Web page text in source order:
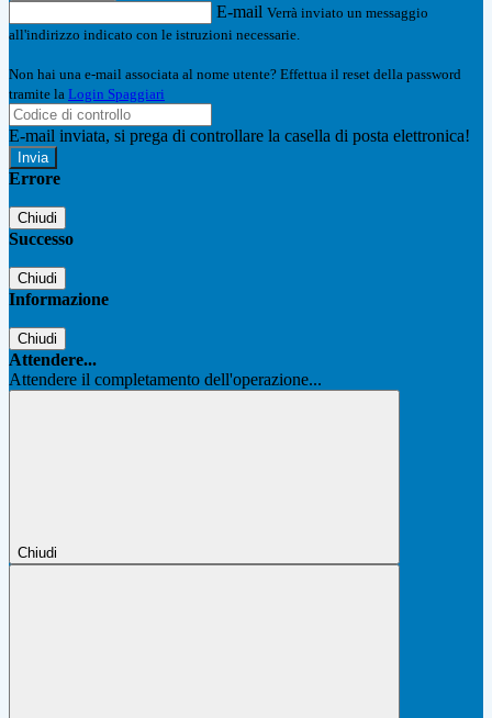
E-mail Verrà inviato un messaggio
all'indirizzo indicato con le istruzioni necessarie.
Non hai una e-mail associata al nome utente? Effettua il reset della password
tramite la Login Spaggiari
E-mail inviata, si prega di controllare la casella di posta elettronica!
Errore
Chiudi
Successo
Chiudi
Informazione
Chiudi
Attendere...
Attendere il completamento dell'operazione...
Chiudi